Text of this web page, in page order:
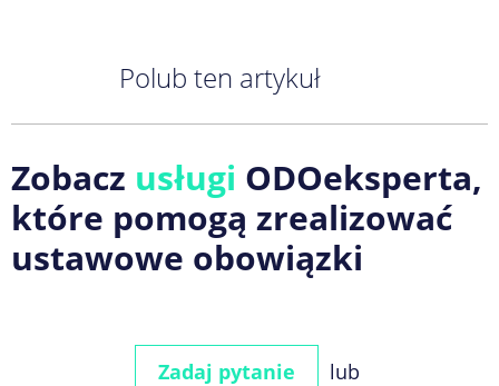
Polub ten artykuł
Zobacz usługi ODOeksperta,
które pomogą zrealizować
ustawowe obowiązki
Zadaj pytanie lub